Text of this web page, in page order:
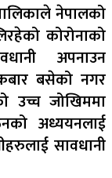
नेपालको
कोरोनाको
अपनाउन
बसेको नगर
उच्च जोखिममा
अध्ययनलाई
सावधानी